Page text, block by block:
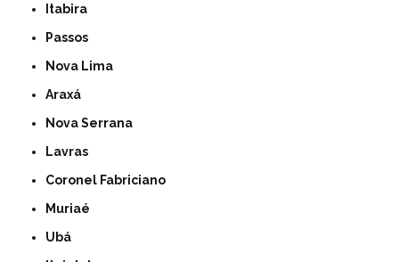
Itabira
Passos
Nova Lima
Araxá
Nova Serrana
Lavras
Coronel Fabriciano
Muriaé
Ubá